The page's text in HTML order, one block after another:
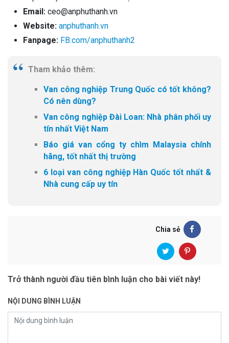
Email: ceo@anphuthanh.vn
Website: anphuthanh.vn
Fanpage: FB.com/anphuthanh2
Tham khảo thêm:
Van công nghiệp Trung Quốc có tốt không?
Có nên dùng?
Van công nghiệp Đài Loan: Nhà phân phối uy
tín nhất Việt Nam
Báo giá van cổng ty chìm Malaysia chính
hãng, tốt nhất thị trường
6 loại van công nghiệp Hàn Quốc tốt nhất &
Nhà cung cấp uy tín
Chia sẻ
Trở thành người đầu tiên bình luận cho bài viết này!
NỘI DUNG BÌNH LUẬN